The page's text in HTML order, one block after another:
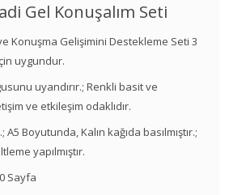
Gel Konuşalım Seti
Konuşma Gelişimini Destekleme Seti 3
uygundur.
uyandırır.; Renkli basit ve
ve etkileşim odaklıdır.
Boyutunda, Kalın kağıda basılmıştır.;
yapılmıştır.
Sayfa